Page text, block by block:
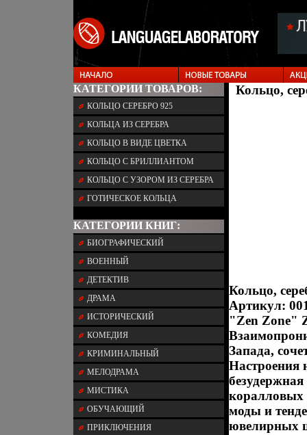
КАТЕГОРИИ ТОВАРОВ:
КОЛЬЦО СЕРЕБРО 925
КОЛЬЦА ИЗ СЕРЕБРА
КОЛЬЦО В ВИДЕ ЦВЕТКА
КОЛЬЦО С БРИЛЛИАНТОМ
КОЛЬЦО С УЗОРОМ ИЗ СЕРЕБРА
ГОТИЧЕСКОЕ КОЛЬЦА
КАТЕГОРИИ КНИГ:
БИОГРАФИЧЕСКИЙ
ВОЕННЫЙ
ДЕТЕКТИВ
ДРАМА
ИСТОРИЧЕСКИЙ
КОМЕДИЯ
КРИМИНАЛЬНЫЙ
МЕЛОДРАМА
МИСТИКА
ОБУЧАЮЩИЙ
ПРИКЛЮЧЕНИЯ
Кольцо,
Кольцо,
Артикул:
"Zen Zone"
Запада,
Настроения
коралловых
моды и
ювелирных